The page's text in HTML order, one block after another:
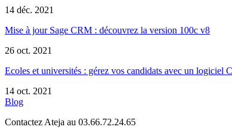
14 déc. 2021
Mise à jour Sage CRM : découvrez la version 100c v8
26 oct. 2021
Ecoles et universités : gérez vos candidats avec un logiciel
14 oct. 2021
Blog
Contactez Ateja au 03.66.72.24.65